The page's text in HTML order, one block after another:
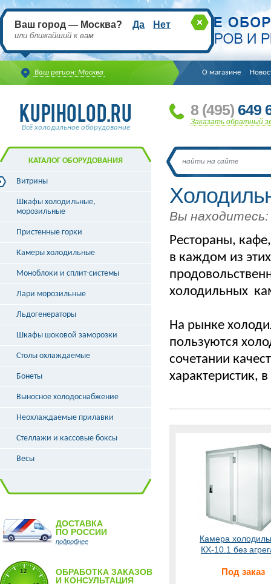
Ваш регион: Москва
Ваш город — Москва? Да Нет
или ближайший к вам
О магазине
Всё холодильное оборудование
8 (495) 649
Заказать обратный
Вы находитесь:
Рестораны,
в каждом из
холодильных
На рынке
пользуются
сочетании
характеристик,
Камера
КХ-10.1 без
Под заказ
КАТАЛОГ ОБОРУДОВАНИЯ
Витрины
Витрины холодильные
Витрины морозильные
Витрины кондитерские
Витрины угловые
Витрины «рыба на льду»
Шкафы холодильные,
морозильные
Пристенные горки
Камеры холодильные
Моноблоки и сплит-системы
Лари морозильные
Льдогенераторы
Шкафы шоковой заморозки
Столы охлаждаемые
Бонеты
Выносное холодоснабжение
Неохлаждаемые прилавки
Стеллажи и кассовые боксы
Весы
ДОСТАВКА
ПО РОССИИ
подробнее
ОБРАБОТКА ЗАКАЗОВ
И КОНСУЛЬТАЦИЯ